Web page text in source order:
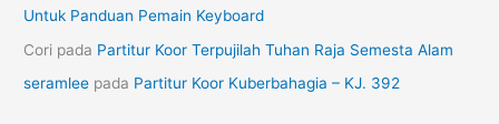
Untuk Panduan Pemain Keyboard
Cori pada Partitur Koor Terpujilah Tuhan Raja Semesta Alam
seramlee pada Partitur Koor Kuberbahagia – KJ. 392